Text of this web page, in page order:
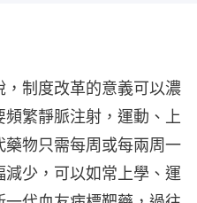
制度改革的意義可以濃
繁靜脈注射，運動、上
物只需每周或每兩周一
少，可以如常上學、運